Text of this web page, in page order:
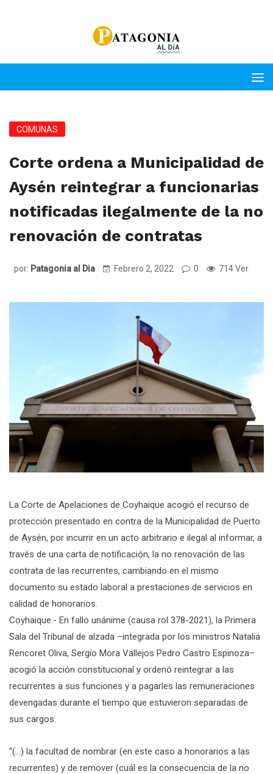
COMUNAS
Corte ordena a Municipalidad de
Aysén reintegrar a funcionarias
notificadas ilegalmente de la no
renovación de contratas
por: Patagonia al Dia Febrero 2, 2022 0 714 Ver
La Corte de Apelaciones de Coyhaique acogió el recurso de
protección presentado en contra de la Municipalidad de Puerto
de Aysén, por incurrir en un acto arbitrario e ilegal al informar, a
través de una carta de notificación, la no renovación de las
contrata de las recurrentes, cambiando en el mismo
documento su estado laboral a prestaciones de servicios en
calidad de honorarios.
Coyhaique.- En fallo unánime (causa rol 378-2021), la Primera
Sala del Tribunal de alzada –integrada por los ministros Natalia
Rencoret Oliva, Sergio Mora Vallejos Pedro Castro Espinoza–
acogió la acción constitucional y ordenó reintegrar a las
recurrentes a sus funciones y a pagarles las remuneraciones
devengadas durante el tiempo que estuvieron separadas de
sus cargos.
“(…) la facultad de nombrar (en este caso a honorarios a las
recurrentes) y de remover (cuál es la consecuencia de la no